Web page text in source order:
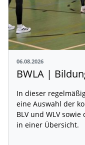
06.08.2026
BWLA |
In dieser
eine Auswahl der
BLV und WLV
in einer Übersicht.